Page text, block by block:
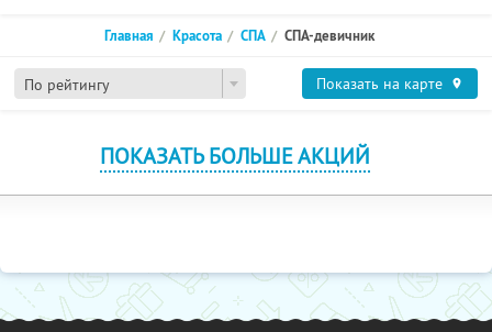
По рейтингу
Главная Красота СПА СПА-девичник
Показать на карте
ПОКАЗАТЬ БОЛЬШЕ АКЦИЙ